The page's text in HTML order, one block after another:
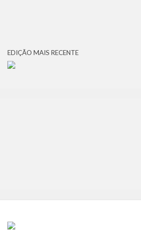
EDIÇÃO MAIS RECENTE